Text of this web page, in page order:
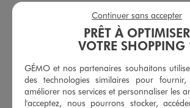
4.8/5
Basé sur52 avis soumis à un
contrôle
Voir tous les avis sur ce site
Avis
Avis du
17/07/
Utile
PRÊT À OPTIMISER
VOTRE SHOPPING
GÉMO et nos partenaires souhaitons
des technologies similaires pour
améliorer nos services et personnaliser les
l'acceptez, nous pourrons stocker,
Continuer sans accepter